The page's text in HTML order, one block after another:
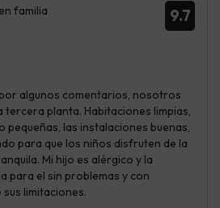
9.7
familia
algunos comentarios, nosotros
tercera planta. Habitaciones limpias,
pequeñas, las instalaciones buenas,
para que los niños disfruten de la
Mi hijo es alérgico y la
para el sin problemas y con
limitaciones.